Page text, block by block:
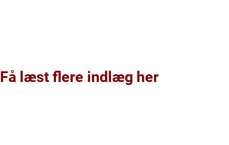
Få læst flere indlæg her